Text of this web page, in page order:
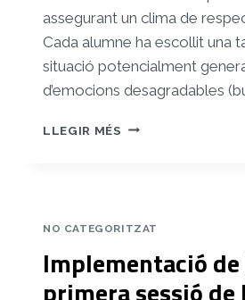
assegurant un clima de
Cada alumne ha escollit una
situació potencialment
d’emocions desagradables
LLEGIR MÉS IMPLEMENTACIÓ
INTERVENCIÓ
«CONNECTA’T»
NO CATEGORITZAT
Implementació
primera sessió de